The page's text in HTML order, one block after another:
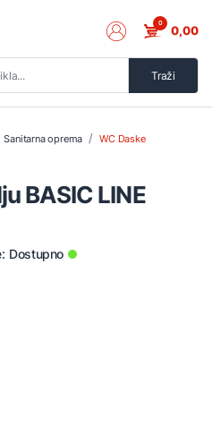
Traži
0 0,00
Sanitarna oprema WC Daske
BASIC LINE
Dostupno